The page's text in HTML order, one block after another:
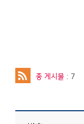
총 게시물 : 7